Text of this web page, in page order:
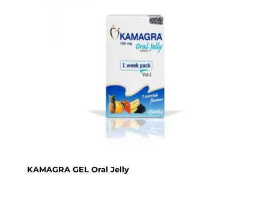
KAMAGRA GEL Oral Jelly